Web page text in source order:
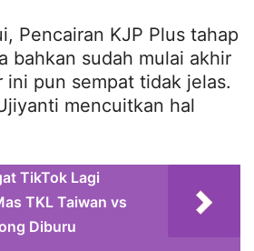
Pencairan KJP Plus tahap
bahkan sudah mulai akhir
ini pun sempat tidak jelas.
mencuitkan hal
TikTok Lagi
TKL Taiwan vs
Diburu